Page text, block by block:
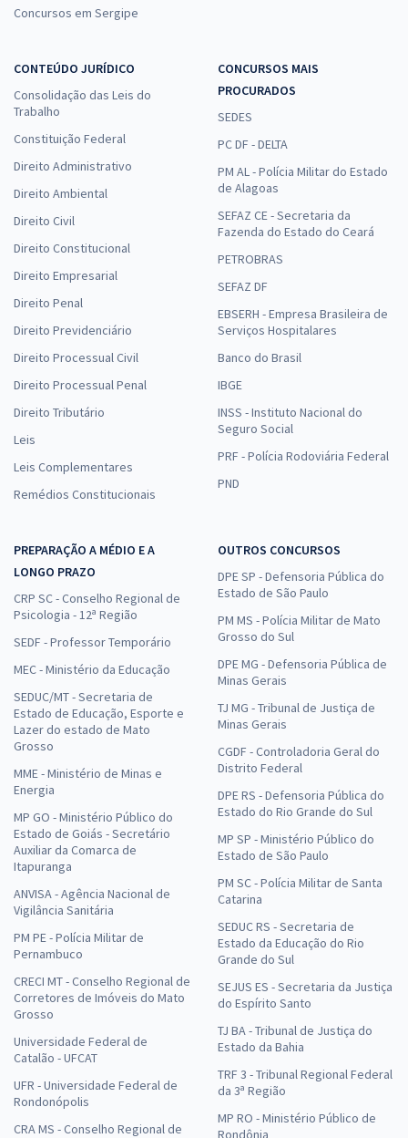
Concursos em Sergipe
CONTEÚDO JURÍDICO
Consolidação das Leis do
Trabalho
Constituição Federal
Direito Administrativo
Direito Ambiental
Direito Civil
Direito Constitucional
Direito Empresarial
Direito Penal
Direito Previdenciário
Direito Processual Civil
Direito Processual Penal
Direito Tributário
Leis
Leis Complementares
Remédios Constitucionais
CONCURSOS MAIS
PROCURADOS
SEDES
PC DF - DELTA
PM AL - Polícia Militar do Estado
de Alagoas
SEFAZ CE - Secretaria da
Fazenda do Estado do Ceará
PETROBRAS
SEFAZ DF
EBSERH - Empresa Brasileira de
Serviços Hospitalares
Banco do Brasil
IBGE
INSS - Instituto Nacional do
Seguro Social
PRF - Polícia Rodoviária Federal
PND
PREPARAÇÃO A MÉDIO E A
LONGO PRAZO
CRP SC - Conselho Regional de
Psicologia - 12ª Região
SEDF - Professor Temporário
MEC - Ministério da Educação
SEDUC/MT - Secretaria de
Estado de Educação, Esporte e
Lazer do estado de Mato
Grosso
MME - Ministério de Minas e
Energia
MP GO - Ministério Público do
Estado de Goiás - Secretário
Auxiliar da Comarca de
Itapuranga
ANVISA - Agência Nacional de
Vigilância Sanitária
PM PE - Polícia Militar de
Pernambuco
CRECI MT - Conselho Regional de
Corretores de Imóveis do Mato
Grosso
Universidade Federal de
Catalão - UFCAT
UFR - Universidade Federal de
Rondonópolis
CRA MS - Conselho Regional de
OUTROS CONCURSOS
DPE SP - Defensoria Pública do
Estado de São Paulo
PM MS - Polícia Militar de Mato
Grosso do Sul
DPE MG - Defensoria Pública de
Minas Gerais
TJ MG - Tribunal de Justiça de
Minas Gerais
CGDF - Controladoria Geral do
Distrito Federal
DPE RS - Defensoria Pública do
Estado do Rio Grande do Sul
MP SP - Ministério Público do
Estado de São Paulo
PM SC - Polícia Militar de Santa
Catarina
SEDUC RS - Secretaria de
Estado da Educação do Rio
Grande do Sul
SEJUS ES - Secretaria da Justiça
do Espírito Santo
TJ BA - Tribunal de Justiça do
Estado da Bahia
TRF 3 - Tribunal Regional Federal
da 3ª Região
MP RO - Ministério Público de
Rondônia